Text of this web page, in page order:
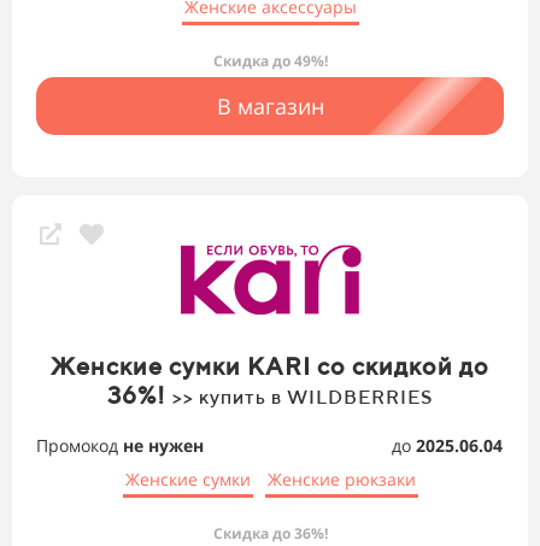
Женские аксессуары
Скидка до 49%!
В магазин
Женские сумки KARI со скидкой до
36%! >> купить в WILDBERRIES
Промокод не нужен до 2025.06.04
Женские сумки
Женские рюкзаки
Скидка до 36%!